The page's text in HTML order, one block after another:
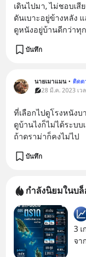
เดินไปมา, ไม่ชอบเสี
ดันเบาะอยู่ข้างหลัง
ดูหนังอยู่บ้านดีกว่าทุ
บันทึก
นายเมาแมน • ติดต
28 มี.ค. 2023 เว
ที่เลือกไปดูโรงหนังบ
ดูบ้านไงก็ไม่ได้ระบ
ถ้าดราม่าก็คงไม่ไป
บันทึก
กำลังนิยมในบ
3
จา